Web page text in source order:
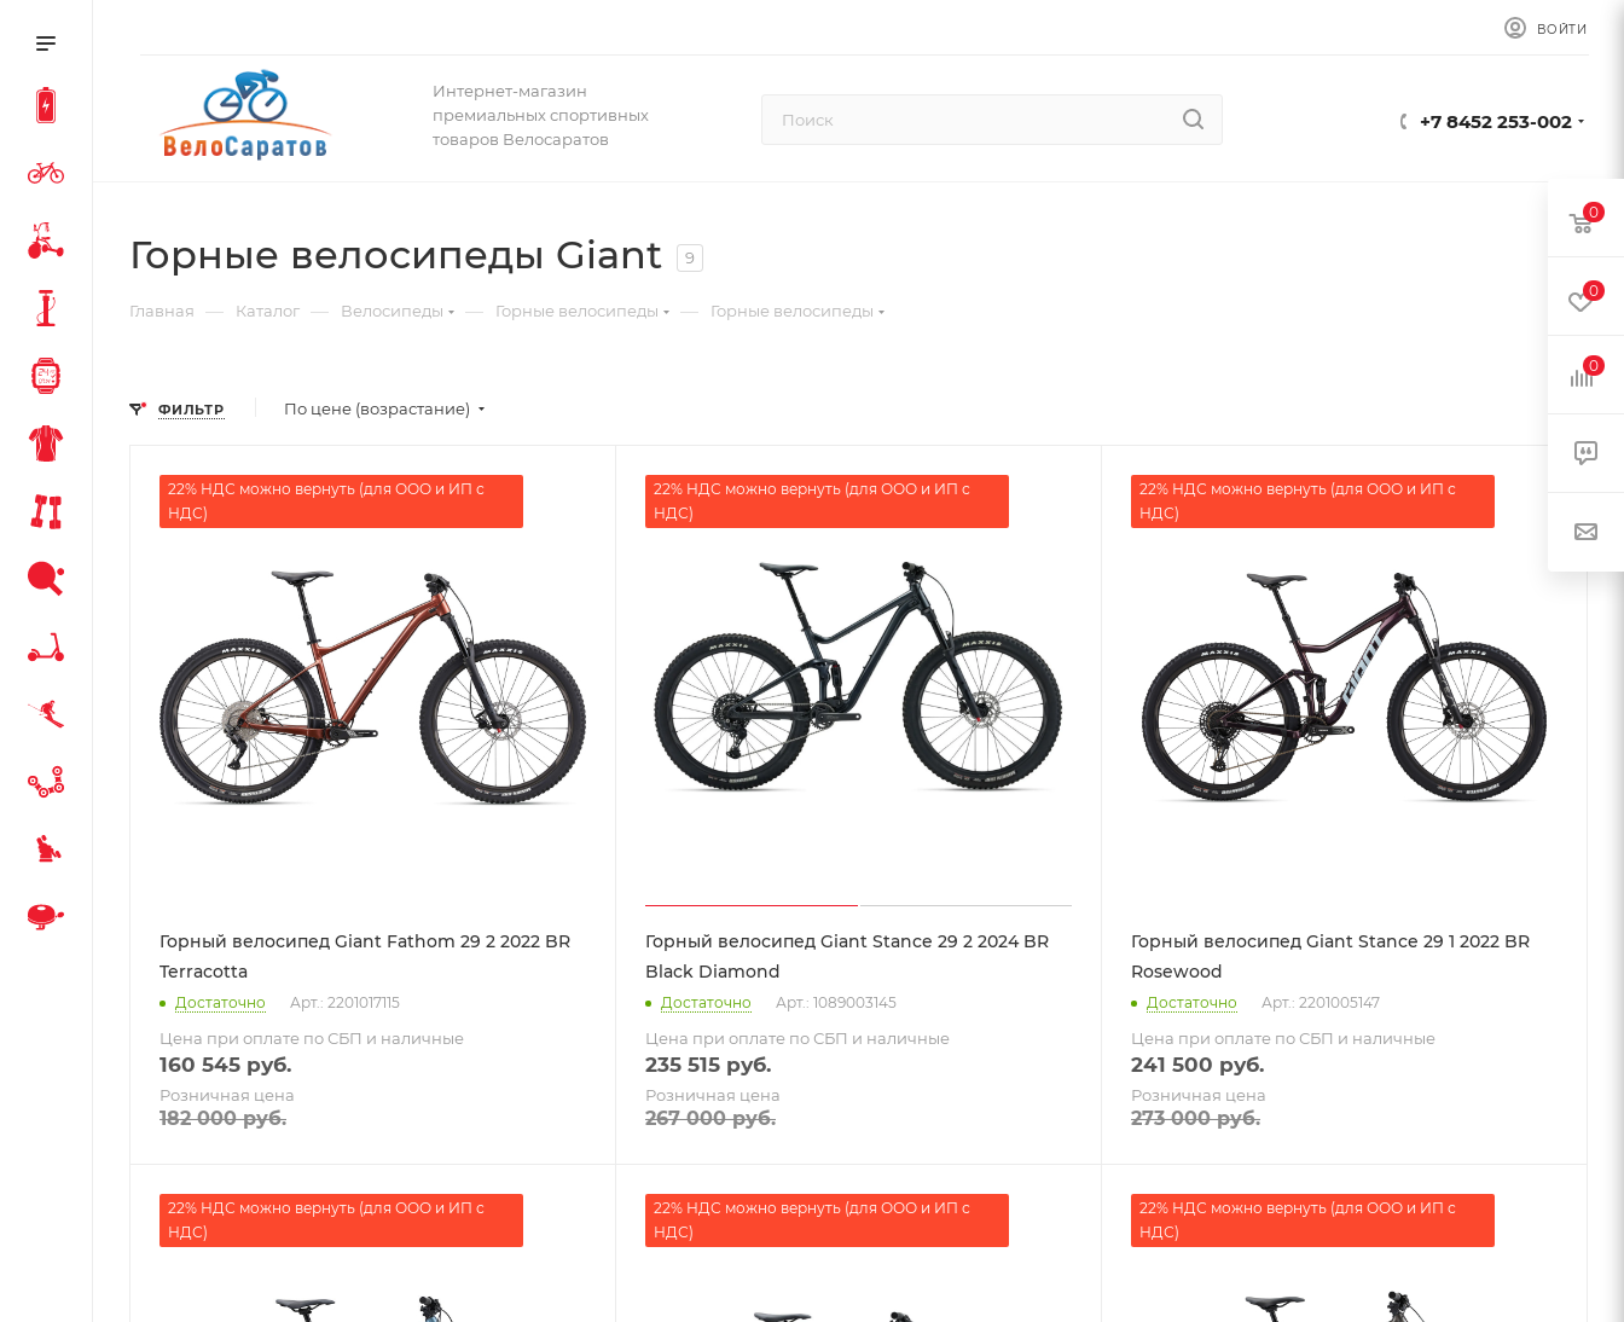
ВОЙТИ
Интернет-магазин
премиальных спортивных
товаров Велосаратов
+7 8452 253-002
Горные велосипеды Giant 9
Главная — Каталог — Велосипеды — Горные велосипеды — Горные велосипеды
ФИЛЬТР По цене (возрастание)
22% НДС можно вернуть (для ООО и ИП с
НДС)
Горный велосипед Giant Fathom 29 2 2022 BR
Terracotta
Достаточно Арт.: 2201017115
Цена при оплате по СБП и наличные
160 545 руб.
Розничная цена
182 000руб.
22% НДС можно вернуть (для ООО и ИП с
НДС)
Горный велосипед Giant Stance 29 2 2024 BR
Black Diamond
Достаточно Арт.: 1089003145
Цена при оплате по СБП и наличные
235 515 руб.
Розничная цена
267 000руб.
22% НДС можно вернуть (для ООО и ИП с
НДС)
Горный велосипед Giant Stance 29 1 2022 BR
Rosewood
Достаточно Арт.: 2201005147
Цена при оплате по СБП и наличные
241 500 руб.
Розничная цена
273 000руб.
22% НДС можно вернуть (для ООО и ИП с
НДС)
22% НДС можно вернуть (для ООО и ИП с
НДС)
22% НДС можно вернуть (для ООО и ИП с
НДС)
0
0
0